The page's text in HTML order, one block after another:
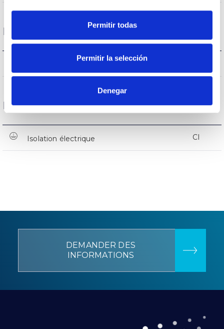
Permitir todas
Permitir la selección
Denegar
Protections
Données générales
Isolation électrique CI
DEMANDER DES
INFORMATIONS